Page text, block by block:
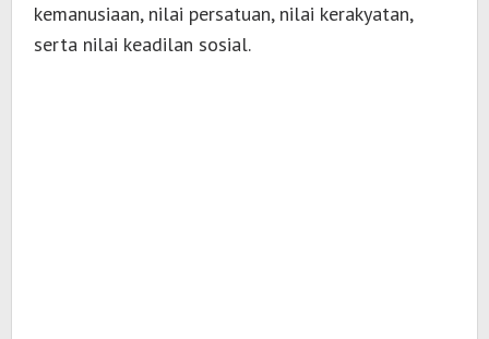
kemanusiaan, nilai persatuan, nilai kerakyatan,
serta nilai keadilan sosial.